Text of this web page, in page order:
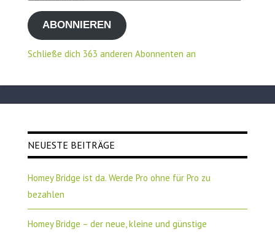
Mail-
AdresseABONNIEREN
Schließe dich 363 anderen Abonnenten an
NEUESTE BEITRÄGE
Homey Bridge ist da. Werde Pro ohne für Pro zu
bezahlen
Homey Bridge – der neue, kleine und günstige